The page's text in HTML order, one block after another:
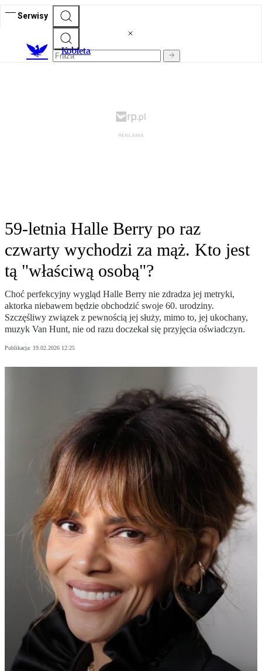
Serwisy
Kobieta
59-letnia Halle Berry po raz
czwarty wychodzi za mąż. Kto jest
tą "właściwą osobą"?
Choć perfekcyjny wygląd Halle Berry nie zdradza jej metryki,
aktorka niebawem będzie obchodzić swoje 60. urodziny.
Szczęśliwy związek z pewnością jej służy, mimo to, jej ukochany,
muzyk Van Hunt, nie od razu doczekał się przyjęcia oświadczyn.
Publikacja: 19.02.2026 12:25